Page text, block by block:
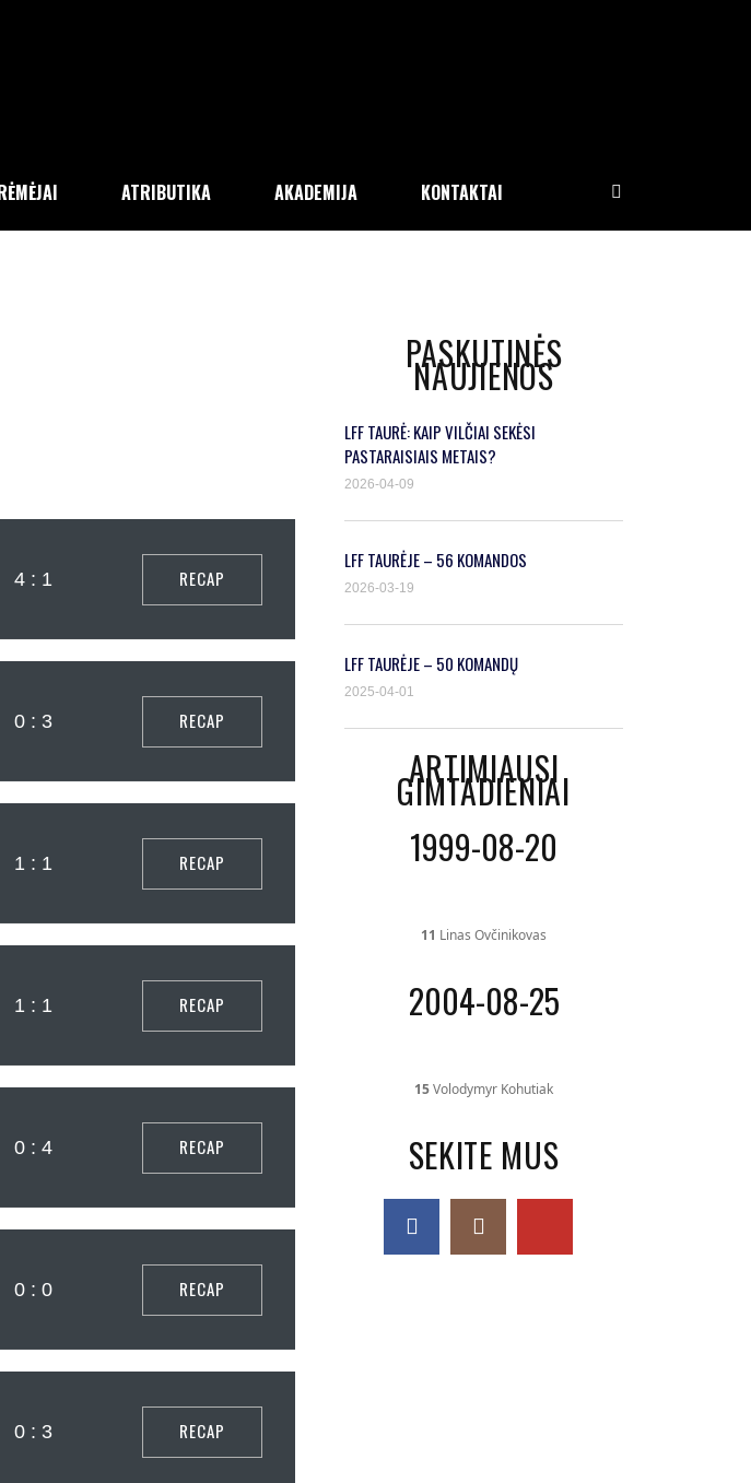
ATRIBUTIKA AKADEMIJA KONTAKTAI
4 : 1 RECAP
0 : 3 RECAP
1 : 1 RECAP
1 : 1 RECAP
0 : 4 RECAP
0 : 0 RECAP
0 : 3 RECAP
PASKUTINĖS
NAUJIENOS
2026-04-09
LFF TAURĖ: KAIP VILČIAI SEKĖSI
PASTARAISIAIS METAIS?
2026-03-19
LFF TAURĖJE – 56 KOMANDOS
2025-04-01
LFF TAURĖJE – 50 KOMANDŲ
ARTIMIAUSI
GIMTADIENIAI
1999-08-20
11 Linas Ovčinikovas
2004-08-25
15Volodymyr Kohutiak
SEKITE MUS